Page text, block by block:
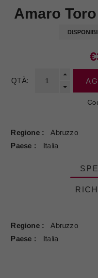
Amaro
QTÀ:
Regione
Abruzzo
Paese
Italia
Regione
Abruzzo
Paese
Italia